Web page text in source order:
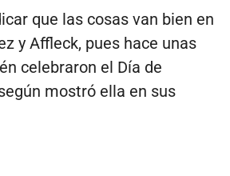
que las cosas van bien en
y Affleck, pues hace unas
celebraron el Día de
mostró ella en sus